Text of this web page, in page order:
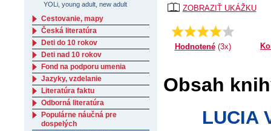
ZOBRAZIŤ UKÁŽKU
Priemer:
3.66666666666667
Hodnotené(3x)
Obsah
LUCIA
YOLi, young adult, new adult
Cestovanie, mapy
Česká literatúra
Deti do 10 rokov
Deti nad 10 rokov
Fond na podporu umenia
Jazyky, vzdelanie
Literatúra faktu
Odborná literatúra
Populárne náučná pre
dospelých